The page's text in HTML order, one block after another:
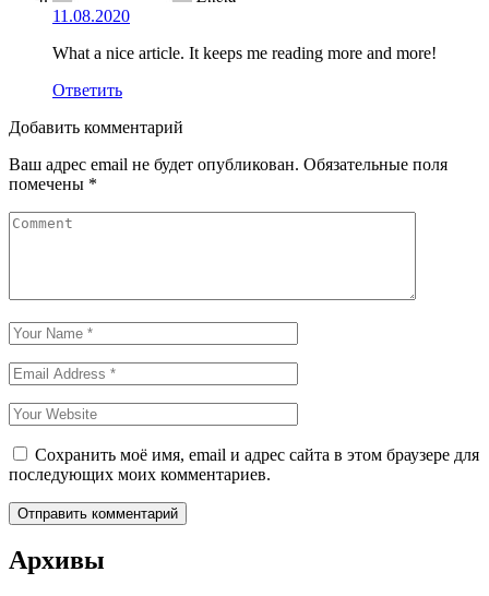
11.08.2020
What a nice article. It keeps me reading more and more!
Ответить
Добавить комментарий
Ваш адрес email не будет опубликован. Обязательные поля
помечены *
Сохранить моё имя, email и адрес сайта в этом браузере для
последующих моих комментариев.
Архивы